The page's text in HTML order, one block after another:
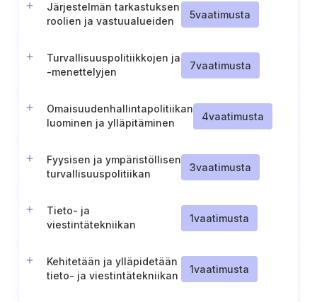
Järjestelmän tarkastuksen
roolien ja vastuualueiden
5vaatimusta
Turvallisuuspolitiikkojen ja
-menettelyjen
7vaatimusta
Omaisuudenhallintapolitiikan
luominen ja ylläpitäminen
4vaatimusta
Fyysisen ja ympäristöllisen
turvallisuuspolitiikan
3vaatimusta
Tieto- ja
viestintätekniikan
raportin laatiminen ja
ylläpitäminen
1vaatimusta
Kehitetään ja ylläpidetään
tieto- ja viestintätekniikan
1vaatimusta